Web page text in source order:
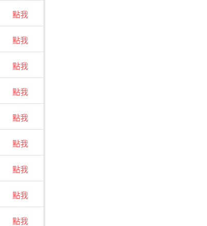
點我
點我
點我
點我
點我
點我
點我
點我
點我